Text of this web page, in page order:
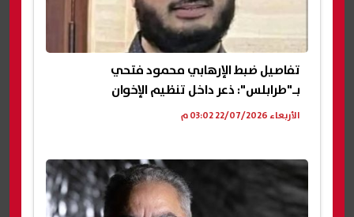
تفاصيل ضبط الإرهابي محمود فتحي
بـ"طرابلس": ذعر داخل تنظيم الإخوان
الأربعاء 22/07/2026 03:02 م